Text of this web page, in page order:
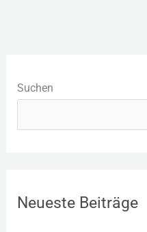
Suchen
Neueste Beiträge
a
e
r